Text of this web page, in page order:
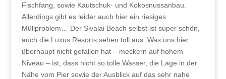
Fischfang, sowie Kautschuk- und Kokosnussanbau.
Allerdings gibt es leider auch hier ein riesiges
Müllproblem… Der Sivalai Beach selbst ist super schön,
auch die Luxus Resorts sehen toll aus. Was uns hier
überhaupt nicht gefallen hat – meckern auf hohem
Niveau – ist, dass nicht so tolle Wasser, die Lage in der
Nähe vom Pier sowie der Ausblick auf das sehr nahe